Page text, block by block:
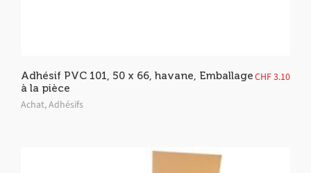
Adhésif PVC 101, 50 x 66, havane, Emballage
à la pièce
Achat,Adhésifs
CHF3.10